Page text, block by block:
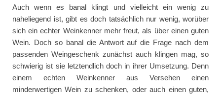
Auch wenn es banal klingt und vielleicht ein wenig zu
naheliegend ist, gibt es doch tatsächlich nur wenig, worüber
sich ein echter Weinkenner mehr freut, als über einen guten
Wein. Doch so banal die Antwort auf die Frage nach dem
passenden Weingeschenk zunächst auch klingen mag, so
schwierig ist sie letztendlich doch in ihrer Umsetzung. Denn
einem echten Weinkenner aus Versehen einen
minderwertigen Wein zu schenken, oder auch einen guten,